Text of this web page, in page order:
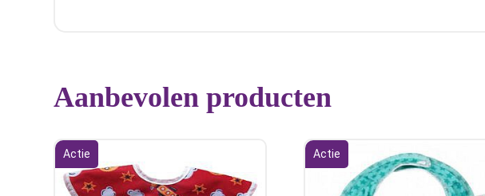
Aanbevolen producten
Actie Actie